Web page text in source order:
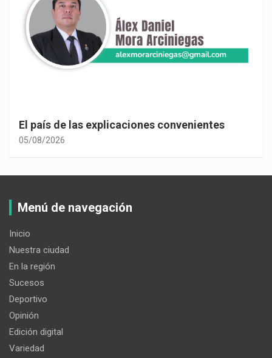
El país de las explicaciones convenientes
05/08/2026
Menú de navegación
Inicio
Nuestra ciudad
En la región
Sucesos
Deportivo
Opinión
Edición digital
Variedad